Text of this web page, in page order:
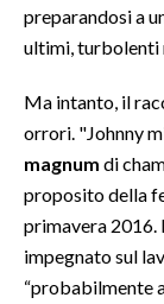
preparandosi a
ultimi, turbolenti
Ma intanto, il
orrori. "Johnny
magnum di
proposito della
primavera 2016.
impegnato sul
“probabilmente